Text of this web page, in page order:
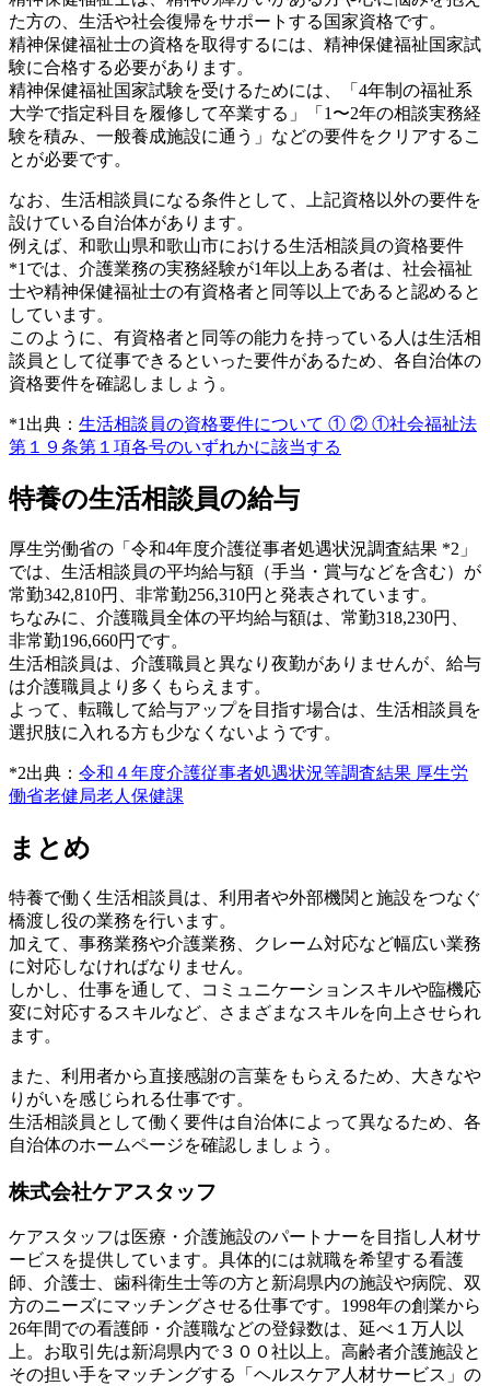
た方の、生活や社会復帰をサポートする国家資格です。
精神保健福祉士の資格を取得するには、精神保健福祉国家試
験に合格する必要があります。
精神保健福祉国家試験を受けるためには、「4年制の福祉系
大学で指定科目を履修して卒業する」「1〜2年の相談実務経
験を積み、一般養成施設に通う」などの要件をクリアするこ
とが必要です。
なお、生活相談員になる条件として、上記資格以外の要件を
設けている自治体があります。
例えば、和歌山県和歌山市における生活相談員の資格要件
*1では、介護業務の実務経験が1年以上ある者は、社会福祉
士や精神保健福祉士の有資格者と同等以上であると認めると
しています。
このように、有資格者と同等の能力を持っている人は生活相
談員として従事できるといった要件があるため、各自治体の
資格要件を確認しましょう。
*1出典： 生活相談員の資格要件について ① ② ①社会福祉法
第１９条第１項各号のいずれかに該当する
特養の生活相談員の給与
厚生労働省の「令和4年度介護従事者処遇状況調査結果 *2」
では、生活相談員の平均給与額（手当・賞与などを含む）が
常勤342,810円、非常勤256,310円と発表されています。
ちなみに、介護職員全体の平均給与額は、常勤318,230円、
非常勤196,660円です。
生活相談員は、介護職員と異なり夜勤がありませんが、給与
は介護職員より多くもらえます。
よって、転職して給与アップを目指す場合は、生活相談員を
選択肢に入れる方も少なくないようです。
*2出典： 令和４年度介護従事者処遇状況等調査結果 厚生労
働省老健局老人保健課
まとめ
特養で働く生活相談員は、利用者や外部機関と施設をつなぐ
橋渡し役の業務を行います。
加えて、事務業務や介護業務、クレーム対応など幅広い業務
に対応しなければなりません。
しかし、仕事を通して、コミュニケーションスキルや臨機応
変に対応するスキルなど、さまざまなスキルを向上させられ
ます。
また、利用者から直接感謝の言葉をもらえるため、大きなや
りがいを感じられる仕事です。
生活相談員として働く要件は自治体によって異なるため、各
自治体のホームページを確認しましょう。
株式会社ケアスタッフ
ケアスタッフは医療・介護施設のパートナーを目指し人材サ
ービスを提供しています。具体的には就職を希望する看護
師、介護士、歯科衛生士等の方と新潟県内の施設や病院、双
方のニーズにマッチングさせる仕事です。1998年の創業から
26年間での看護師・介護職などの登録数は、延べ１万人以
上。お取引先は新潟県内で３００社以上。高齢者介護施設と
その担い手をマッチングする「ヘルスケア人材サービス」の